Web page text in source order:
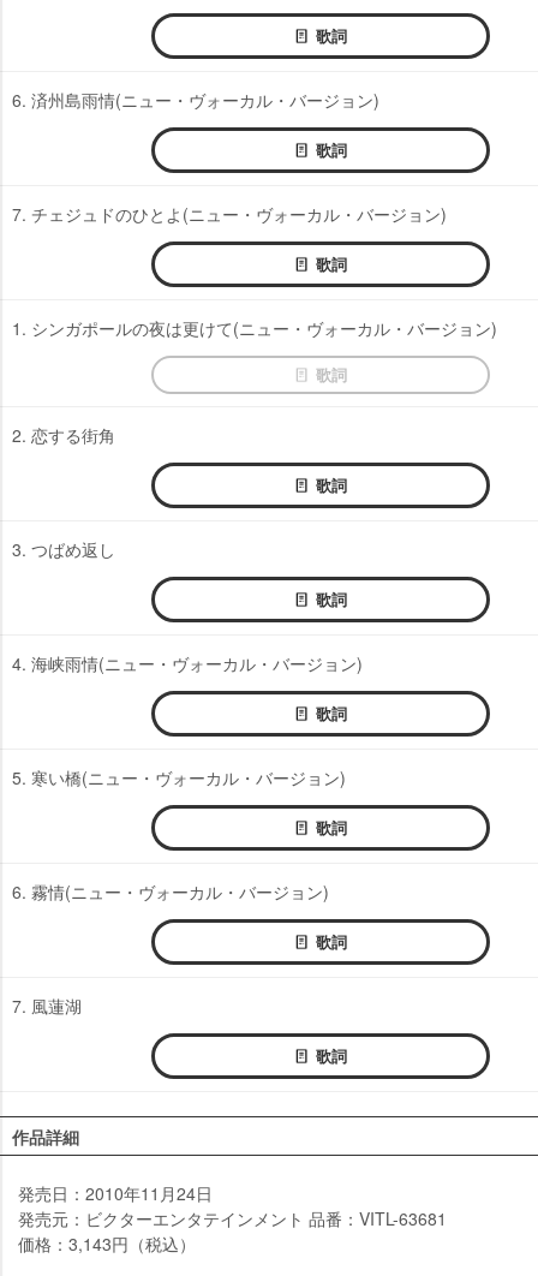
歌詞
6. 済州島雨情(ニュー・ヴォーカル・バージョン)
歌詞
7. チェジュドのひとよ(ニュー・ヴォーカル・バージョン)
歌詞
1. シンガポールの夜は更けて(ニュー・ヴォーカル・バージョン)
歌詞
2. 恋する街角
歌詞
3. つばめ返し
歌詞
4. 海峡雨情(ニュー・ヴォーカル・バージョン)
歌詞
5. 寒い橋(ニュー・ヴォーカル・バージョン)
歌詞
6. 霧情(ニュー・ヴォーカル・バージョン)
歌詞
7. 風蓮湖
歌詞
作品詳細
発売日：2010年11月24日
発売元：ビクターエンタテインメント 品番：VITL-63681
価格：3,143円（税込）